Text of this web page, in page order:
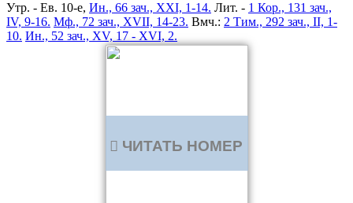
Утр. - Ев. 10-е, Ин., 66 зач., XXI, 1-14. Лит. - 1 Кор., 131 зач.,
IV, 9-16. Мф., 72 зач., XVII, 14-23. Вмч.: 2 Тим., 292 зач., II, 1-
10. Ин., 52 зач., XV, 17 - XVI, 2.
ЧИТАТЬ НОМЕР